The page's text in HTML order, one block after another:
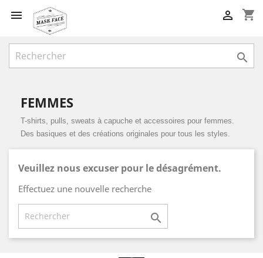
 shopping_cart


FEMMES
T-shirts, pulls, sweats à capuche et accessoires pour femmes.
Des basiques et des créations originales pour tous les styles.
Veuillez nous excuser pour le désagrément.
Effectuez une nouvelle recherche
